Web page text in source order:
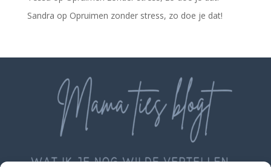
Sandra op Opruimen zonder stress, zo doe je dat!